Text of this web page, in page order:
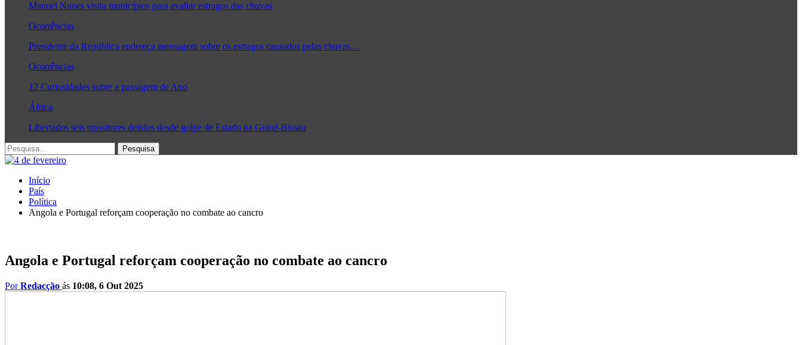
Manuel Nunes visita municípios para avaliar estragos das chuvas
Ocorrências
Presidente da República endereça mensagem sobre os estragos causados pelas chuvas…
Ocorrências
12 Curiosidades sobre a passagem de Ano
África
Libertados seis opositores detidos desde golpe de Estado na Guiné-Bissau
Início
País
Política
Angola e Portugal reforçam cooperação no combate ao cancro
Angola e Portugal reforçam cooperação no combate ao cancro
PorRedacção ás 10:08, 6 Out 2025